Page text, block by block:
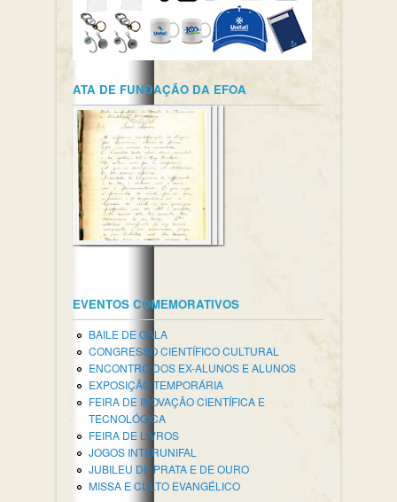
ATA DE FUNDAÇÃO DA EFOA
EVENTOS COMEMORATIVOS
BAILE DE GALA
CONGRESSO CIENTÍFICO CULTURAL
ENCONTRO DOS EX-ALUNOS E ALUNOS
EXPOSIÇÃO TEMPORÁRIA
FEIRA DE INOVAÇÃO CIENTÍFICA E
TECNOLÓGICA
FEIRA DE LIVROS
JOGOS INTERUNIFAL
JUBILEU DE PRATA E DE OURO
MISSA E CULTO EVANGÉLICO